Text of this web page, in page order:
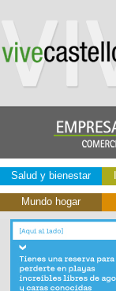
Salud y bienestar
Mundo hogar